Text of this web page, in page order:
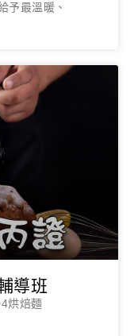
予最溫暖、
導班
烘焙麵